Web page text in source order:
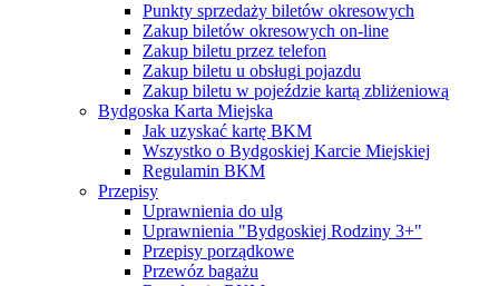
Punkty sprzedaży biletów okresowych
Zakup biletów okresowych on-line
Zakup biletu przez telefon
Zakup biletu u obsługi pojazdu
Zakup biletu w pojeździe kartą zbliżeniową
Bydgoska Karta Miejska
Jak uzyskać kartę BKM
Wszystko o Bydgoskiej Karcie Miejskiej
Regulamin BKM
Przepisy
Uprawnienia do ulg
Uprawnienia "Bydgoskiej Rodziny 3+"
Przepisy porządkowe
Przewóz bagażu